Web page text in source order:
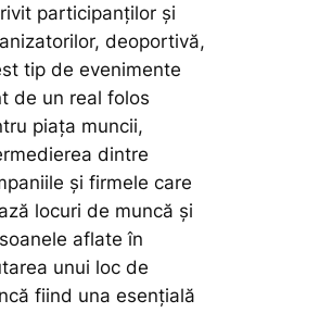
participanților și
deoportivă,
tip de evenimente
de un real folos
piața muncii,
dintre
și firmele care
locuri de muncă și
aflate în
unui loc de
fiind una esențială